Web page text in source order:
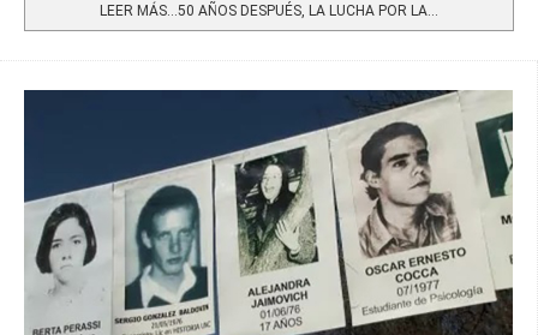
LEER MÁS…50 AÑOS DESPUÉS, LA LUCHA POR LA...